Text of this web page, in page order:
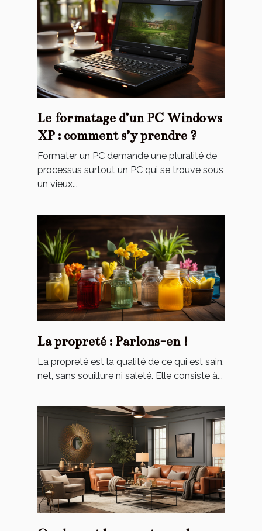
Le formatage d’un PC Windows
XP : comment s’y prendre ?
Formater un PC demande une pluralité de
processus surtout un PC qui se trouve sous
un vieux...
La propreté : Parlons-en !
La propreté est la qualité de ce qui est sain,
net, sans souillure ni saleté. Elle consiste à...